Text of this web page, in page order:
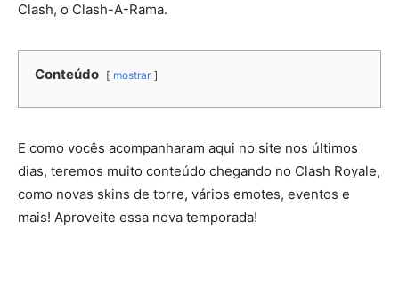
Clash, o Clash-A-Rama.
Conteúdo mostrar
E como vocês acompanharam aqui no site nos últimos
dias, teremos muito conteúdo chegando no Clash Royale,
como novas skins de torre, vários emotes, eventos e
mais! Aproveite essa nova temporada!